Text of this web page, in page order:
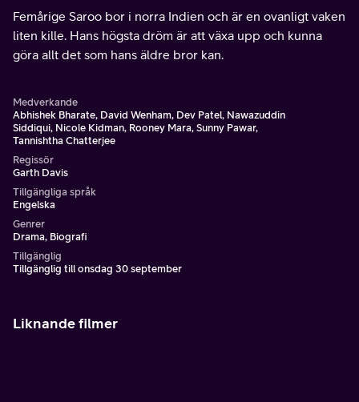
Femårige Saroo bor i norra Indien och är en ovanligt vaken
liten kille. Hans högsta dröm är att växa upp och kunna
göra allt det som hans äldre bror kan.
Medverkande
Abhishek Bharate, David Wenham, Dev Patel, Nawazuddin
Siddiqui, Nicole Kidman, Rooney Mara, Sunny Pawar,
Tannishtha Chatterjee
Regissör
Garth Davis
Tillgängliga språk
Engelska
Genrer
Drama, Biografi
Tillgänglig
Tillgänglig till onsdag 30 september
Liknande filmer